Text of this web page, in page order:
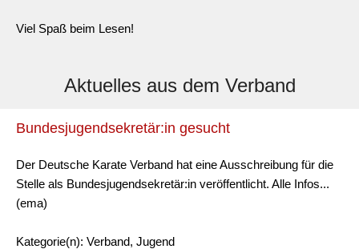
Viel Spaß beim Lesen!
Aktuelles aus dem Verband
Bundesjugendsekretär:in gesucht
Der Deutsche Karate Verband hat eine Ausschreibung für die
Stelle als Bundesjugendsekretär:in veröffentlicht. Alle Infos...
(ema)
Kategorie(n): Verband, Jugend